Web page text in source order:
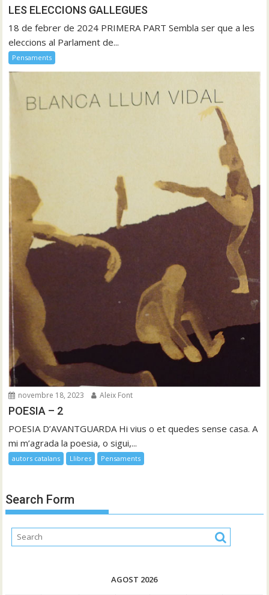
LES ELECCIONS GALLEGUES
18 de febrer de 2024 PRIMERA PART Sembla ser que a les
eleccions al Parlament de...
Pensaments
novembre 18, 2023 Aleix Font
POESIA – 2
POESIA D’AVANTGUARDA Hi vius o et quedes sense casa. A
mi m’agrada la poesia, o sigui,...
autors catalans Llibres Pensaments
Search Form
AGOST 2026